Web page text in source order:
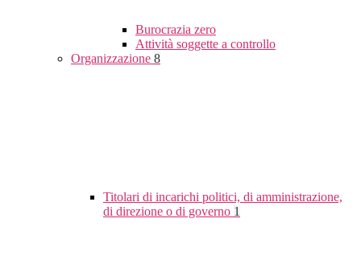
Burocrazia zero
Attività soggette a controllo
Organizzazione 8
Titolari di incarichi politici, di amministrazione,
di direzione o di governo 1